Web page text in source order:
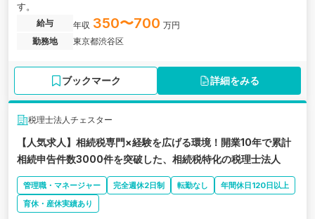
す。
給与 年収 350〜700 万円
勤務地
東京都渋谷区
ブックマーク 詳細をみる
税理士法人チェスター
【人気求人】相続税専門×経験を広げる環境！開業10年で累計
相続申告件数3000件を突破した、相続税特化の税理士法人
管理職・マネージャー 完全週休2日制 転勤なし
年間休日120日以上
育休・産休実績あり